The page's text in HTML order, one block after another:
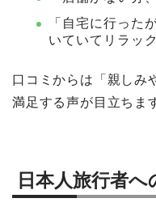
「自宅に行った
いていてリラッ
口コミからは「親しみ
満足する声が目立ちま
日本人旅行者